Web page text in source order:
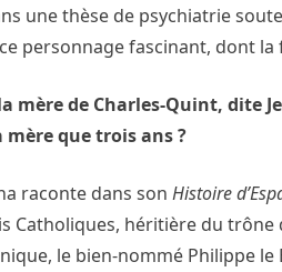
une thèse de psychiatrie
personnage fascinant, dont la
mère de Charles-Quint, dite
mère que trois ans ?
raconte dans son Histoire
Catholiques, héritière du trône
le bien-nommé Philippe le